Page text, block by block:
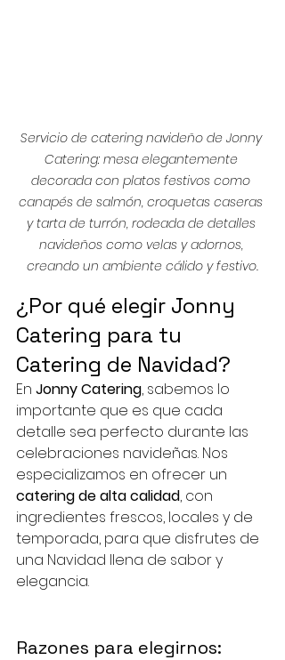
Servicio de catering navideño de Jonny
Catering: mesa elegantemente
decorada con platos festivos como
canapés de salmón, croquetas caseras
y tarta de turrón, rodeada de detalles
navideños como velas y adornos,
creando un ambiente cálido y festivo.
¿Por qué elegir Jonny
Catering para tu
Catering de Navidad?
En Jonny Catering, sabemos lo
importante que es que cada
detalle sea perfecto durante las
celebraciones navideñas. Nos
especializamos en ofrecer un
catering de alta calidad, con
ingredientes frescos, locales y de
temporada, para que disfrutes de
una Navidad llena de sabor y
elegancia.
Razones para elegirnos: